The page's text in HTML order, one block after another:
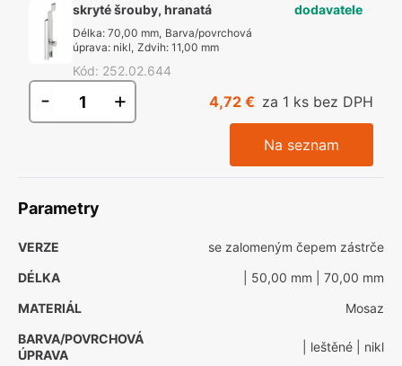
skryté šrouby, hranatá
Délka:70,00 mm, Barva/povrchová
úprava: nikl, Zdvih:11,00 mm
Kód: 252.02.644
dodavatele
- + 4,72 € za 1 ks bez DPH
Na seznam
Parametry
VERZE
se zalomeným čepem zástrče
DÉLKA
| 50,00 mm | 70,00 mm
MATERIÁL
Mosaz
BARVA/POVRCHOVÁ
ÚPRAVA
| leštěné | nikl